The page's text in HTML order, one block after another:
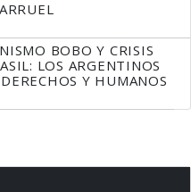
BOBO Y CRISIS
LOS ARGENTINOS
Y HUMANOS